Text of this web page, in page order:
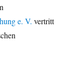
e. V. vertritt